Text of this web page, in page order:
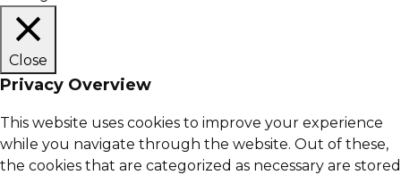
Close
Privacy Overview
This website uses cookies to improve your experience
while you navigate through the website. Out of these,
the cookies that are categorized as necessary are stored